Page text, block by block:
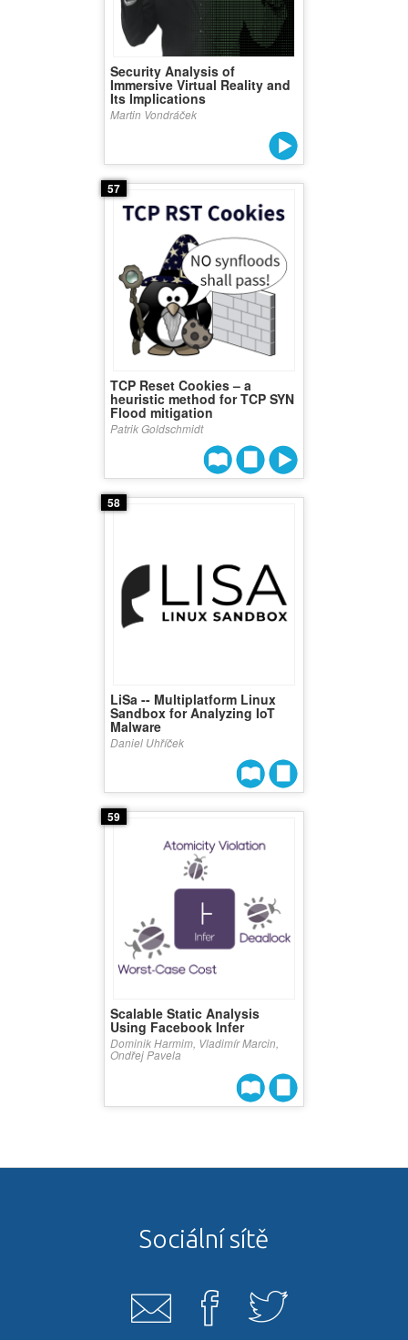
Security Analysis of
Immersive Virtual Reality and
Its Implications
Martin Vondráček
57
TCP Reset Cookies – a
heuristic method for TCP SYN
Flood mitigation
Patrik Goldschmidt
58
LiSa -- Multiplatform Linux
Sandbox for Analyzing IoT
Malware
Daniel Uhříček
59
Scalable Static Analysis
Using Facebook Infer
Dominik Harmim, Vladimír Marcin,
Ondřej Pavela
Sociální sítě